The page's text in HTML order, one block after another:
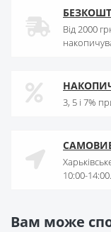
Від 2000
3, 5 і 7%
10:00-14:00.
Вам може